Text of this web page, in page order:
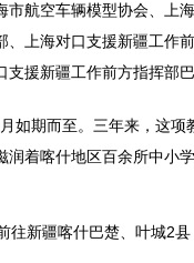
航空车辆模型协会、上
上海对口支援新疆工作
援新疆工作前方指挥部
如期而至。三年来，这项
着喀什地区百余所中小学
新疆喀什巴楚、叶城2